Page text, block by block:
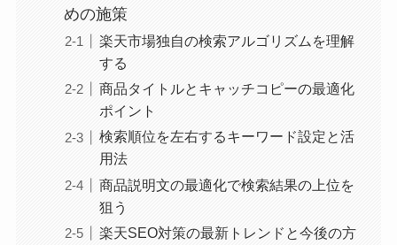
めの施策
楽天市場独自の検索アルゴリズムを理解
する
商品タイトルとキャッチコピーの最適化
ポイント
検索順位を左右するキーワード設定と活
用法
商品説明文の最適化で検索結果の上位を
狙う
楽天SEO対策の最新トレンドと今後の方